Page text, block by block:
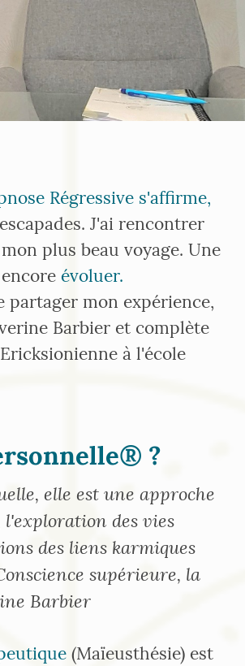
Régressive s'affirme,
J'ai rencontrer
plus beau voyage. Une
évoluer.
partager mon expérience,
Barbier et complète
à l'école
?
elle est une approche
l'exploration des vies
des liens karmiques
supérieure, la
Barbier
(Maïeusthésie) est